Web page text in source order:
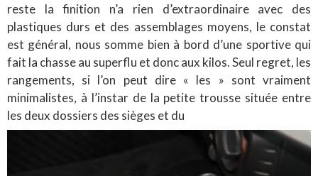
reste la finition n’a rien d’extraordinaire avec des
plastiques durs et des assemblages moyens, le constat
est général, nous somme bien à bord d’une sportive qui
fait la chasse au superflu et donc aux kilos. Seul regret, les
rangements, si l’on peut dire « les » sont vraiment
minimalistes, à l’instar de la petite trousse située entre
les deux dossiers des sièges et du